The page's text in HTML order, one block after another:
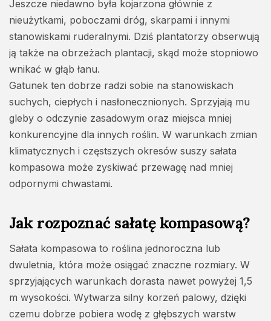
Jeszcze niedawno była kojarzona głównie z
nieużytkami, poboczami dróg, skarpami i innymi
stanowiskami ruderalnymi. Dziś plantatorzy obserwują
ją także na obrzeżach plantacji, skąd może stopniowo
wnikać w głąb łanu.
Gatunek ten dobrze radzi sobie na stanowiskach
suchych, ciepłych i nasłonecznionych. Sprzyjają mu
gleby o odczynie zasadowym oraz miejsca mniej
konkurencyjne dla innych roślin. W warunkach zmian
klimatycznych i częstszych okresów suszy sałata
kompasowa może zyskiwać przewagę nad mniej
odpornymi chwastami.
Jak rozpoznać sałatę kompasową?
Sałata kompasowa to roślina jednoroczna lub
dwuletnia, która może osiągać znaczne rozmiary. W
sprzyjających warunkach dorasta nawet powyżej 1,5
m wysokości. Wytwarza silny korzeń palowy, dzięki
czemu dobrze pobiera wodę z głębszych warstw